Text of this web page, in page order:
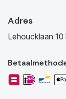
Adres
Lehoucklaan